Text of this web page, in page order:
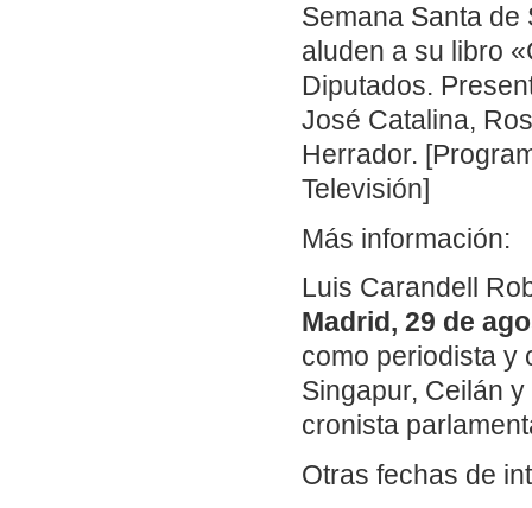
Semana Santa
aluden a su libro
Diputados.
José Catalina,
Herrador.
Televisión]
Más información:
Luis Carandell
Madrid, 29 de
como periodista y
Singapur, Ceilán
cronista
Otras fechas de